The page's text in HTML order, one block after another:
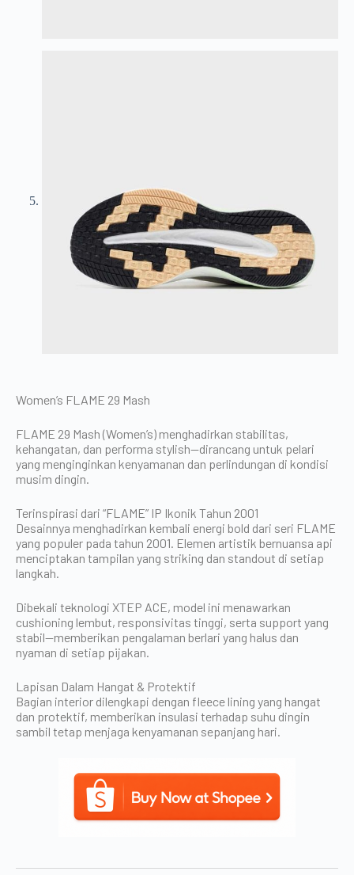
Women’s FLAME 29 Mash
FLAME 29 Mash (Women’s) menghadirkan stabilitas,
kehangatan, dan performa stylish—dirancang untuk pelari
yang menginginkan kenyamanan dan perlindungan di kondisi
musim dingin.
Terinspirasi dari “FLAME” IP Ikonik Tahun 2001
Desainnya menghadirkan kembali energi bold dari seri FLAME
yang populer pada tahun 2001. Elemen artistik bernuansa api
menciptakan tampilan yang striking dan standout di setiap
langkah.
Dibekali teknologi XTEP ACE, model ini menawarkan
cushioning lembut, responsivitas tinggi, serta support yang
stabil—memberikan pengalaman berlari yang halus dan
nyaman di setiap pijakan.
Lapisan Dalam Hangat & Protektif
Bagian interior dilengkapi dengan fleece lining yang hangat
dan protektif, memberikan insulasi terhadap suhu dingin
sambil tetap menjaga kenyamanan sepanjang hari.